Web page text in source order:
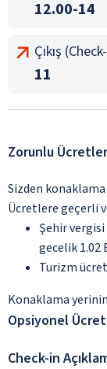
12.00-14
Çıkış
11
Zorunlu Ücretler
Sizden
Ücretlere geçerli
Şehir vergisi
gecelik 1.02
Turizm
Konaklama
Opsiyonel
Check-in